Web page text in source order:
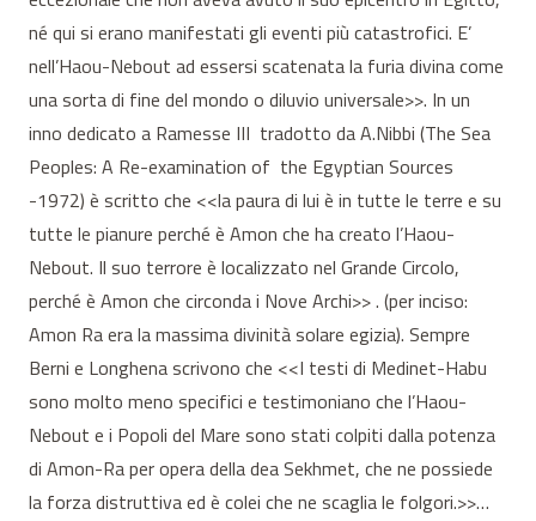
né qui si erano manifestati gli eventi più catastrofici. E’
nell’Haou-Nebout ad essersi scatenata la furia divina come
una sorta di fine del mondo o diluvio universale>>. In un
inno dedicato a Ramesse III tradotto da A.Nibbi (The Sea
Peoples: A Re-examination of the Egyptian Sources
-1972) è scritto che <<la paura di lui è in tutte le terre e su
tutte le pianure perché è Amon che ha creato l’Haou-
Nebout. Il suo terrore è localizzato nel Grande Circolo,
perché è Amon che circonda i Nove Archi>> . (per inciso:
Amon Ra era la massima divinità solare egizia). Sempre
Berni e Longhena scrivono che <<I testi di Medinet-Habu
sono molto meno specifici e testimoniano che l’Haou-
Nebout e i Popoli del Mare sono stati colpiti dalla potenza
di Amon-Ra per opera della dea Sekhmet, che ne possiede
la forza distruttiva ed è colei che ne scaglia le folgori.>>…